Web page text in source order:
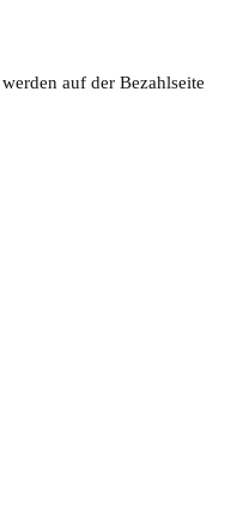
auf der Bezahlseite